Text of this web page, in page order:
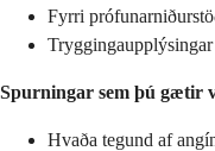
Fyrri
Spurningar sem þú gætir
Hvaða tegund af